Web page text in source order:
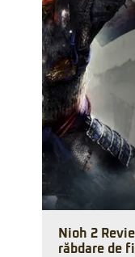
Nioh 2
răbdare de